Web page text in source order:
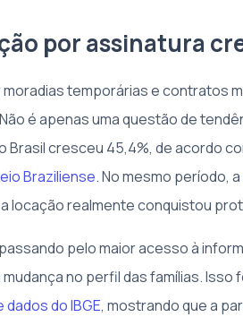
por assinatura
temporárias e contratos
é apenas uma questão de
Brasil cresceu 45,4%, de acordo
Braziliense. No mesmo período,
locação realmente conquistou
pelo maior acesso à
no perfil das famílias. Isso
do IBGE, mostrando que a